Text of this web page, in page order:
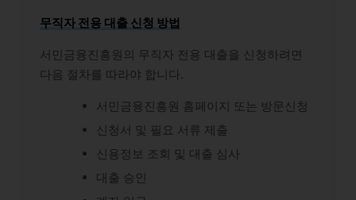
무직자 전용 대출 신청 방법
서민금융진흥원의 무직자 전용 대출을 신청하려면
다음 절차를 따라야 합니다.
서민금융진흥원 홈페이지 또는 방문신청
신청서 및 필요 서류 제출
신용정보 조회 및 대출 심사
대출 승인